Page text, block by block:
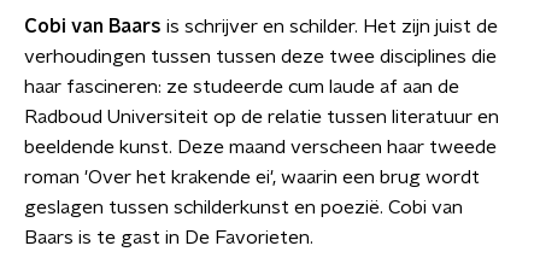
Cobi van Baars is schrijver en schilder. Het zijn juist de
verhoudingen tussen tussen deze twee disciplines die
haar fascineren: ze studeerde cum laude af aan de
Radboud Universiteit op de relatie tussen literatuur en
beeldende kunst. Deze maand verscheen haar tweede
roman 'Over het krakende ei', waarin een brug wordt
geslagen tussen schilderkunst en poezië. Cobi van
Baars is te gast in De Favorieten.